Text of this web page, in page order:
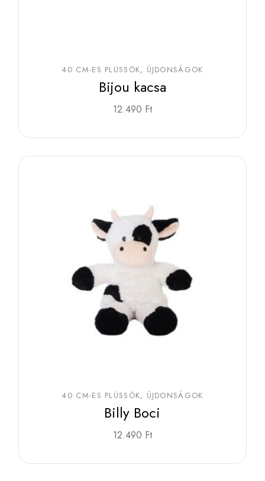
40 CM-ES PLÜSSÖK ÚJDONSÁGOK
Bijou kacsa
12.490 Ft
40 CM-ES PLÜSSÖK ÚJDONSÁGOK
Billy Boci
12.490 Ft